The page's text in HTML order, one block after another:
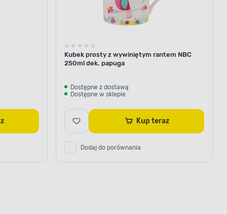
Kubek prosty z wywiniętym rantem NBC
250ml dek. papuga
Dostępne z dostawą
Dostępne w sklepie
Kup teraz
Dodaj do porównania